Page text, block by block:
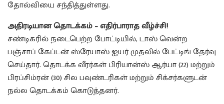
தோல்வியை சந்தித்துள்ளது.
அதிரடியான தொடக்கம் – எதிர்பாராத வீழ்ச்சி!
சண்டிகரில் நடைபெற்ற போட்டியில், டாஸ் வென்ற
பஞ்சாப் கேப்டன் ஸ்ரேயாஸ் ஐயர் முதலில் பேட்டிங் தேர்வு
செய்தார். தொடக்க வீரர்கள் பிரியான்ஸ் ஆர்யா (22) மற்றும்
பிரப்சிம்ரன் (30) சில பவுண்டரிகள் மற்றும் சிக்சர்களுடன்
நல்ல தொடக்கம் கொடுத்தனர்.